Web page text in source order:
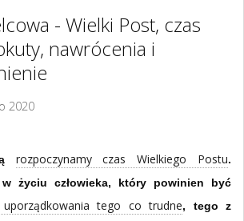
- Wielki Post, czas
nawrócenia i
2020
rozpoczynamy czas Wielkiego Postu.
życiu człowieka, który powinien być
tego co trudne, tego z